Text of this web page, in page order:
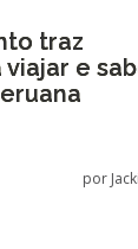
traz
e
por